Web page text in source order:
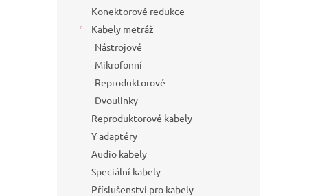
Konektorové redukce
Kabely metráž
Nástrojové
Mikrofonní
Reproduktorové
Dvoulinky
Reproduktorové kabely
Y adaptéry
Audio kabely
Speciální kabely
Příslušenství pro kabely